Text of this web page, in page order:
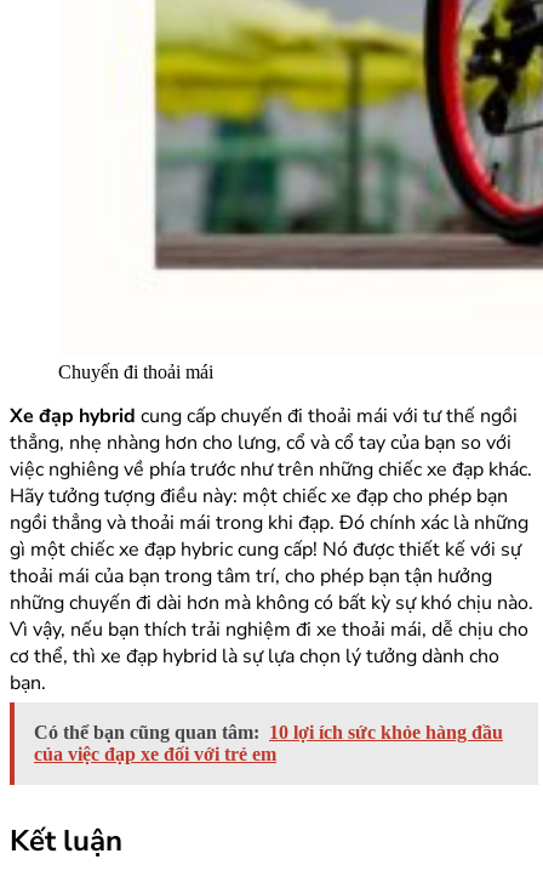
Chuyến đi thoải mái
Xe đạp hybrid cung cấp chuyến đi thoải mái với tư thế ngồi
thẳng, nhẹ nhàng hơn cho lưng, cổ và cổ tay của bạn so với
việc nghiêng về phía trước như trên những chiếc xe đạp khác.
Hãy tưởng tượng điều này: một chiếc xe đạp cho phép bạn
ngồi thẳng và thoải mái trong khi đạp. Đó chính xác là những
gì một chiếc xe đạp hybric cung cấp! Nó được thiết kế với sự
thoải mái của bạn trong tâm trí, cho phép bạn tận hưởng
những chuyến đi dài hơn mà không có bất kỳ sự khó chịu nào.
Vì vậy, nếu bạn thích trải nghiệm đi xe thoải mái, dễ chịu cho
cơ thể, thì xe đạp hybrid là sự lựa chọn lý tưởng dành cho
bạn.
Có thể bạn cũng quan tâm: 10 lợi ích sức khỏe hàng đầu
của việc đạp xe đối với trẻ em
Kết luận